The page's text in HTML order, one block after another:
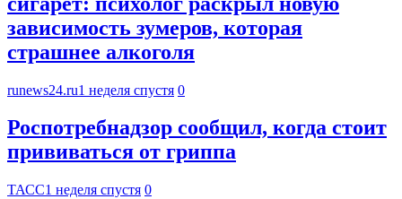
зависимость зумеров, которая
страшнее алкоголя
runews24.ru1 неделя спустя 0
Роспотребнадзор сообщил, когда стоит
прививаться от гриппа
ТАСС1 неделя спустя 0